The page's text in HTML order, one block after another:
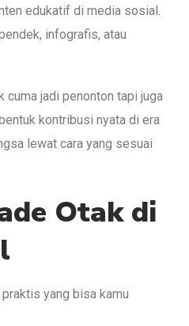
edukatif di media sosial.
infografis, atau
cuma jadi penonton tapi juga
kontribusi nyata di era
lewat cara yang sesuai
Otak di
yang bisa kamu